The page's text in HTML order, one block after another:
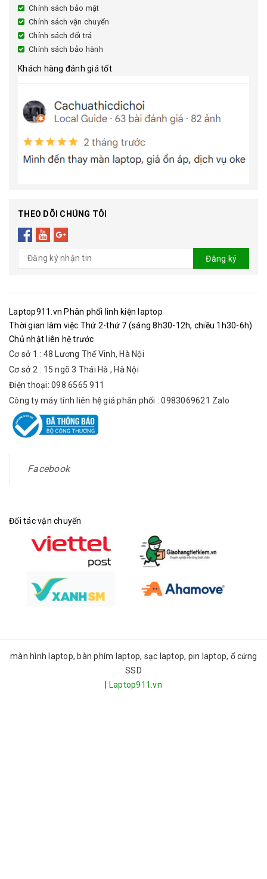
Chính sách bảo mật
Chính sách vận chuyển
Chính sách đổi trả
Chính sách bảo hành
Khách hàng đánh giá tốt
THEO DÕI CHÚNG TÔI
Đăng ký
Laptop911.vn Phân phối linh kiện laptop
Thời gian làm việc Thứ 2-thứ 7 (sáng 8h30-12h, chiều 1h30-6h).
Chủ nhật liên hệ trước
Cơ sở 1 : 48 Lương Thế Vinh, Hà Nội
Cơ sở 2 : 15 ngõ 3 Thái Hà , Hà Nội
Điện thoại: 098 6565 911
Công ty máy tính liên hệ giá phân phối : 0983069621 Zalo
Facebook
Đối tác vận chuyển
màn hình laptop, bàn phím laptop, sạc laptop, pin laptop, ổ cứng
SSD
Laptop911.vn